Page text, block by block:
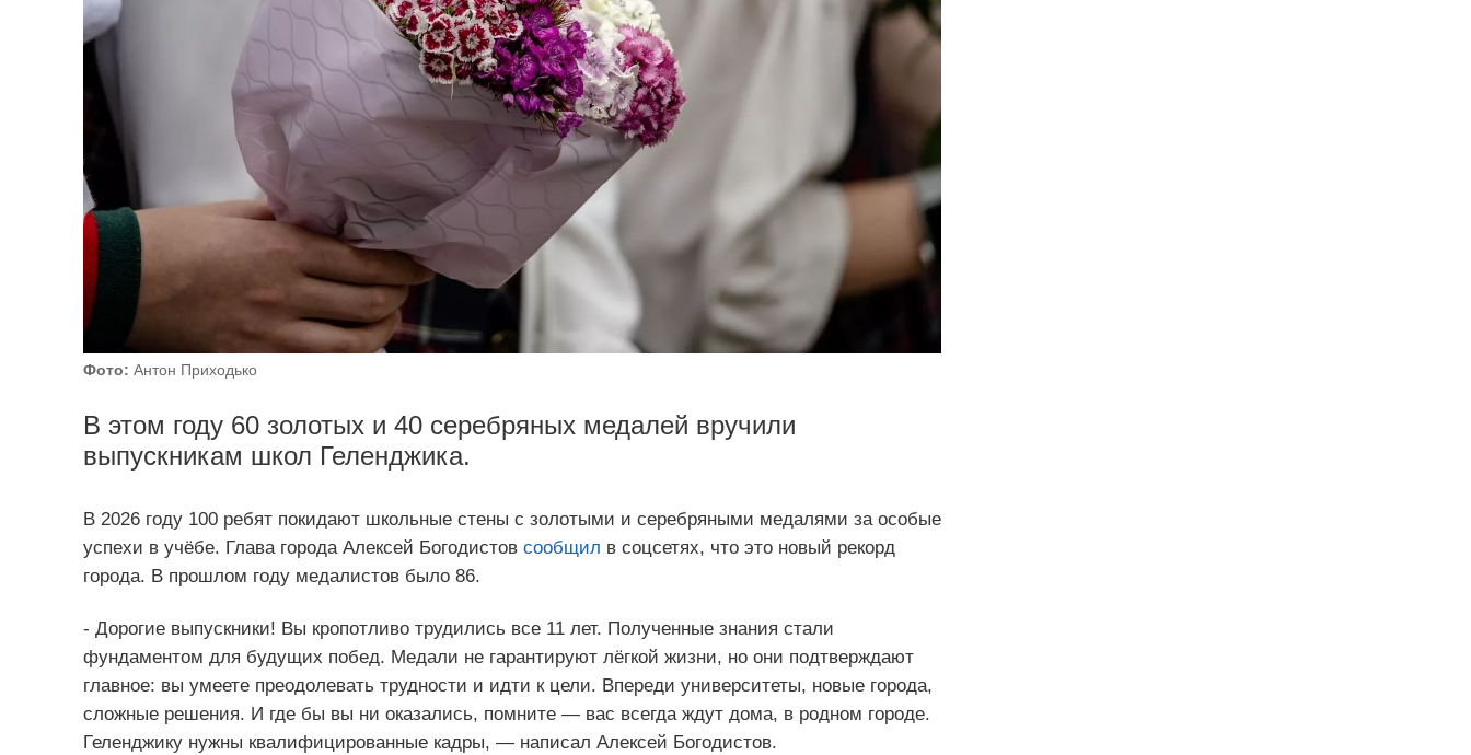
Фото: Антон Приходько
В этом году 60 золотых и 40 серебряных медалей вручили
выпускникам школ Геленджика.
В 2026 году 100 ребят покидают школьные стены с золотыми и серебряными медалями за особые
успехи в учёбе. Глава города Алексей Богодистов сообщил в соцсетях, что это новый рекорд
города. В прошлом году медалистов было 86.
- Дорогие выпускники! Вы кропотливо трудились все 11 лет. Полученные знания стали
фундаментом для будущих побед. Медали не гарантируют лёгкой жизни, но они подтверждают
главное: вы умеете преодолевать трудности и идти к цели. Впереди университеты, новые города,
сложные решения. И где бы вы ни оказались, помните — вас всегда ждут дома, в родном городе.
Геленджику нужны квалифицированные кадры, — написал Алексей Богодистов.